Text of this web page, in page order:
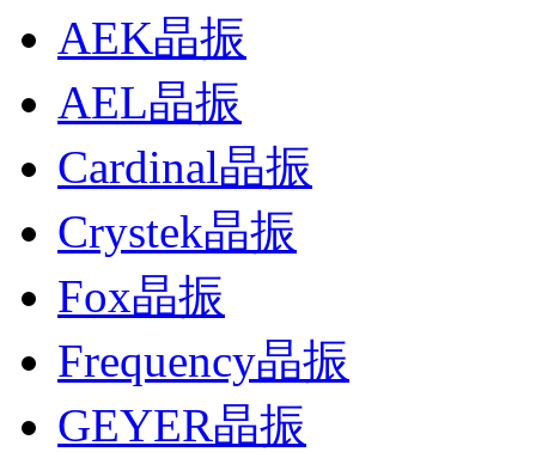
AEK晶振
AEL晶振
Cardinal晶振
Crystek晶振
Fox晶振
Frequency晶振
GEYER晶振